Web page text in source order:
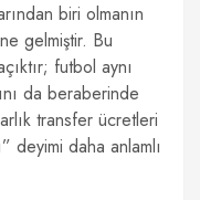
biri olmanın
gelmiştir. Bu
futbol aynı
da beraberinde
transfer ücretleri
deyimi daha anlamlı